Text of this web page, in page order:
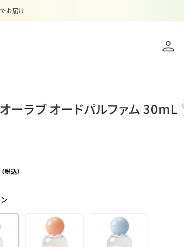
お届け
お届け
ーラブ オードパルファム 30mL
（税込）